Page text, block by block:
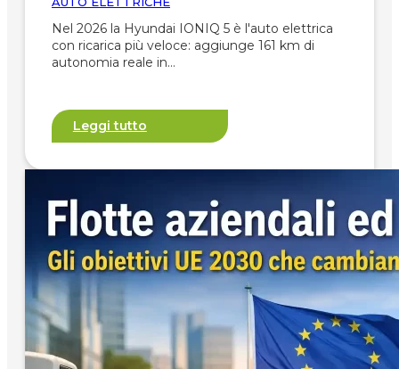
Nel 2026 la Hyundai IONIQ 5 è l'auto elettrica
con ricarica più veloce: aggiunge 161 km di
autonomia reale in…
Leggi tutto